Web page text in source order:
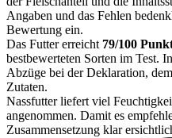
Angaben und das Fehlen
Bewertung ein.
Das Futter erreicht 79/100
bestbewerteten Sorten im Test.
Abzüge bei der Deklaration,
Zutaten.
Nassfutter liefert viel
angenommen. Damit es
Zusammensetzung klar